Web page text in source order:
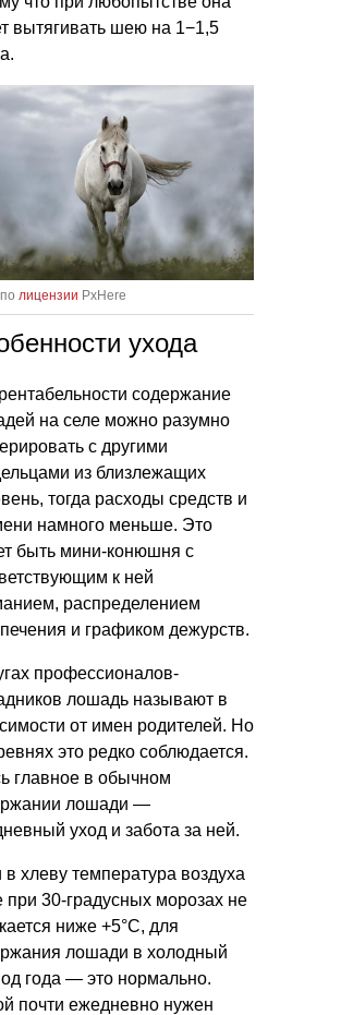
вытягивать шею на 1−1,5
лицензии PxHere
ухода
содержание
на селе можно разумно
с другими
из близлежащих
тогда расходы средств и
намного меньше. Это
быть мини-конюшня с
к ней
распределением
и графиком дежурств.
профессионалов-
лошадь называют в
от имен родителей. Но
это редко соблюдается.
главное в обычном
лошади —
уход и забота за ней.
в хлеву температура воздуха
при 30-градусных морозах не
ниже +5°С, для
лошади в холодный
года — это нормально.
почти ежедневно нужен